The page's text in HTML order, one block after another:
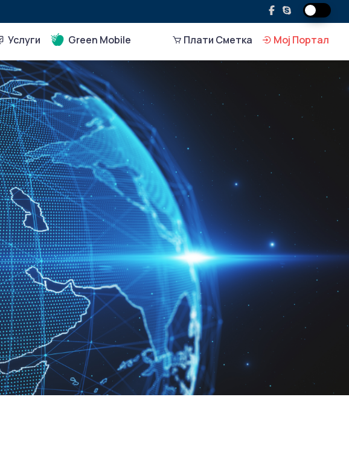
Услуги Green Mobile Плати Сметка Мој Портал